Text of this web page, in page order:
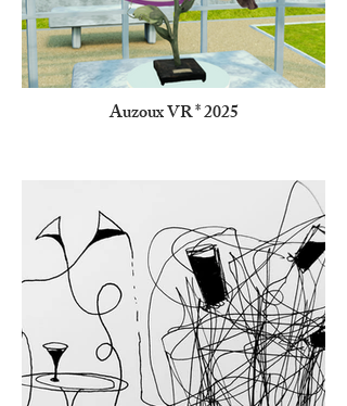
Auzoux VR * 2025